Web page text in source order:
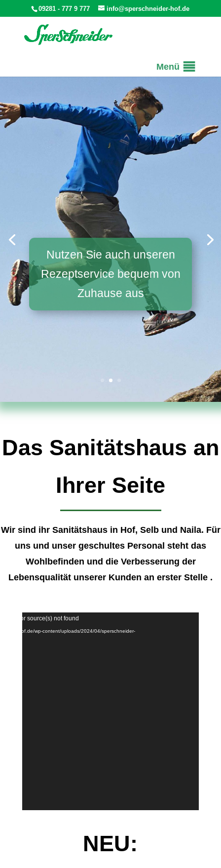
09281 - 777 9 777 info@sperschneider-hof.de
Menü
Nutzen Sie auch unseren
Rezeptservice bequem von
Zuhause aus
Das Sanitätshaus an
Ihrer Seite
Wir sind ihr Sanitätshaus in Hof, Selb und Naila. Für
uns und unser geschultes Personal steht das
Wohlbefinden und die Verbesserung der
Lebensqualität unserer Kunden an erster Stelle .
Video-
Player
or source(s) not found
hof.de/wp-content/uploads/2024/04/sperschneider-
NEU: